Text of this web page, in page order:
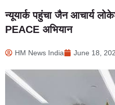
न्यूयार्क पहुंचा जैन आचार्य
PEACE अभियान
HM News India June 18,